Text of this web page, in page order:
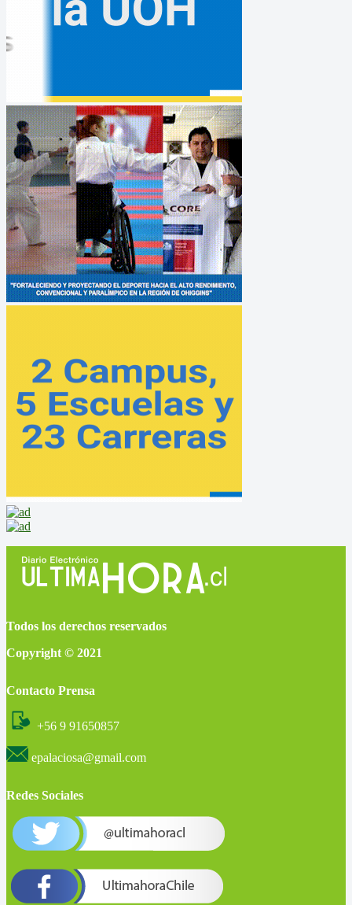
Todos los derechos reservados
Copyright © 2021
Contacto Prensa
+56 9 91650857
epalaciosa@gmail.com
Redes Sociales